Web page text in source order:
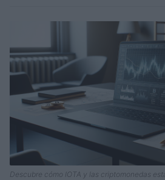
Descubre cómo IOTA y las criptomonedas